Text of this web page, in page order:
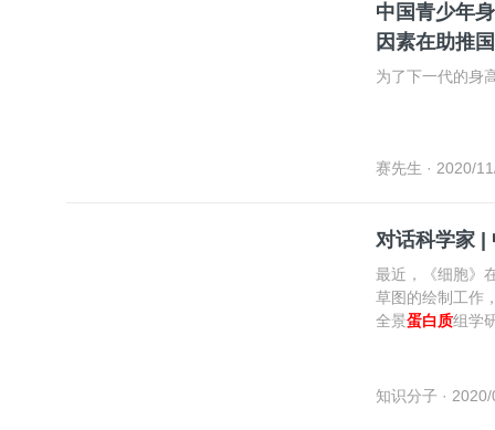
中国青少年
因素在助推
为了下一代的身
赛先生 · 2020/
对话科学家 |
最近，《细胞》
草图的绘制工作
全景蛋白质组学
知识分子 ·